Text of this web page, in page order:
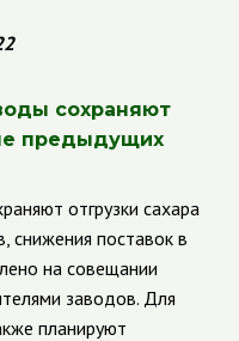
сохраняют
предыдущих
отгрузки сахара
снижения поставок в
на совещании
заводов. Для
планируют